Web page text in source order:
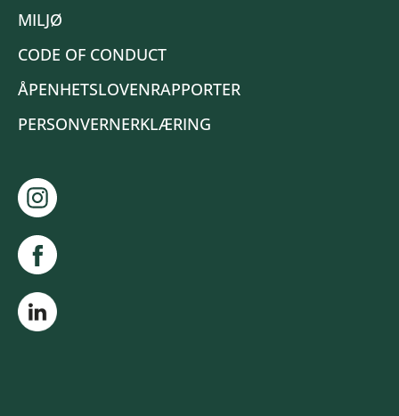
MILJØ
CODE OF CONDUCT
ÅPENHETSLOVENRAPPORTER
PERSONVERNERKLÆRING